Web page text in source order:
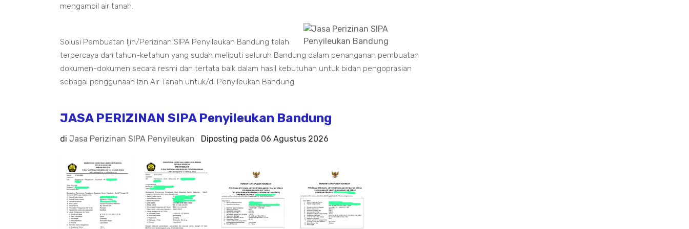
mengambil air tanah.
Solusi Pembuatan Ijin/Perizinan SIPA Penyileukan Bandung telah
terpercaya dari tahun-ketahun yang sudah meliputi seluruh Bandung dalam penanganan pembuatan
dokumen-dokumen secara resmi dan tertata baik dalam hasil kebutuhan untuk bidan pengoprasian
sebagai penggunaan Izin Air Tanah untuk/di Penyileukan Bandung.
JASA PERIZINAN SIPA Penyileukan Bandung
di Jasa Perizinan SIPA Penyileukan Diposting pada 06 Agustus 2026